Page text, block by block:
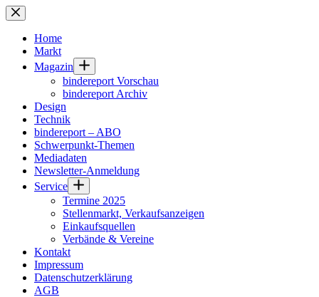
Zum
Inhalt
springenHome
Markt
Magazin
bindereport Vorschau
bindereport Archiv
Design
Technik
bindereport – ABO
Schwerpunkt-Themen
Mediadaten
Newsletter-Anmeldung
Service
Termine 2025
Stellenmarkt, Verkaufsanzeigen
Einkaufsquellen
Verbände & Vereine
Kontakt
Impressum
Datenschutzerklärung
AGB